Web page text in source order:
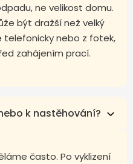
ne velikost domu.
být dražší než velký
telefonicky nebo z fotek,
zahájením prací.
k nastěhování?
často. Po vyklizení